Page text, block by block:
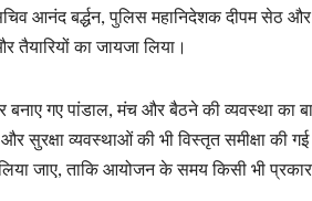
आनंद बर्द्धन, पुलिस महानिदेशक दीपम सेठ
तैयारियों का जायजा लिया।
बनाए गए पांडाल, मंच और बैठने की व्यवस्था का
सुरक्षा व्यवस्थाओं की भी विस्तृत समीक्षा की
जाए, ताकि आयोजन के समय किसी भी